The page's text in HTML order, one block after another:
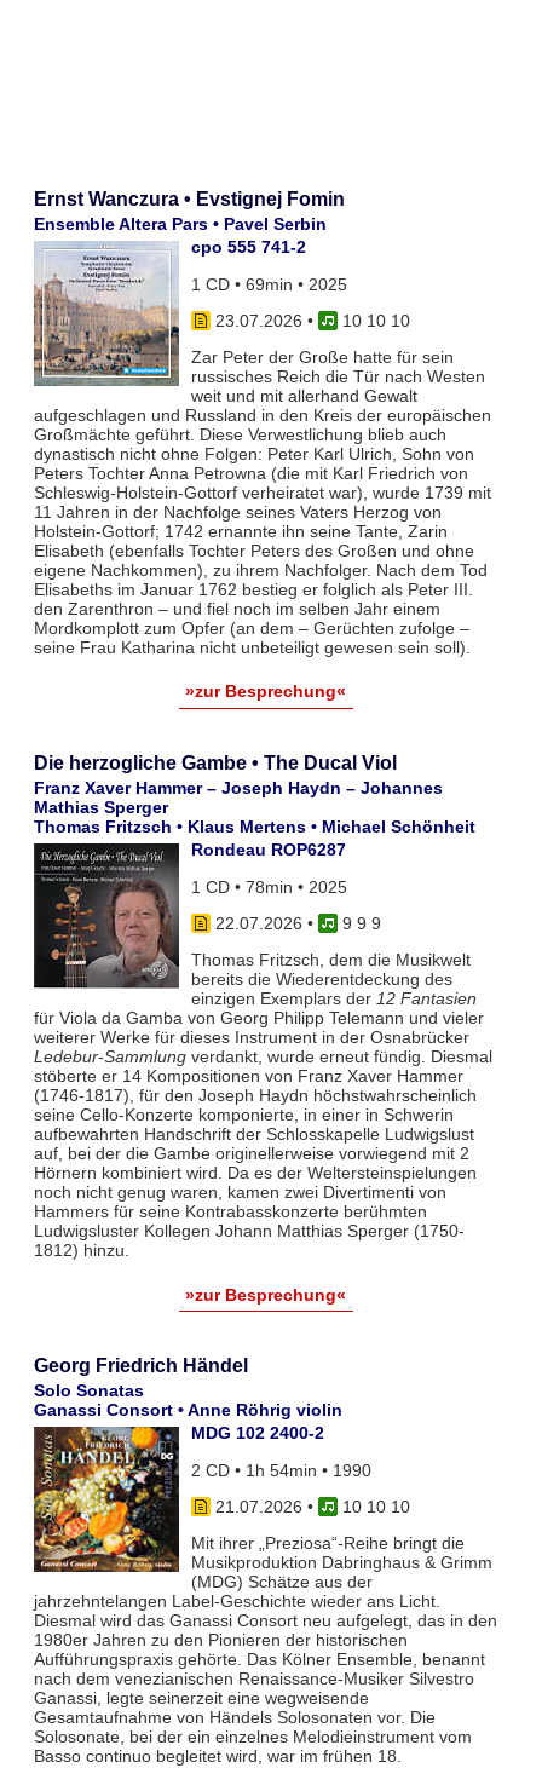
Ernst Wanczura • Evstignej Fomin
Ensemble Altera Pars • Pavel Serbin
cpo 555 741-2
1 CD • 69min • 2025
23.07.2026 •
10 10 10
Zar Peter der Große hatte für sein
russisches Reich die Tür nach Westen
weit und mit allerhand Gewalt
aufgeschlagen und Russland in den Kreis der europäischen
Großmächte geführt. Diese Verwestlichung blieb auch
dynastisch nicht ohne Folgen: Peter Karl Ulrich, Sohn von
Peters Tochter Anna Petrowna (die mit Karl Friedrich von
Schleswig-Holstein-Gottorf verheiratet war), wurde 1739 mit
11 Jahren in der Nachfolge seines Vaters Herzog von
Holstein-Gottorf; 1742 ernannte ihn seine Tante, Zarin
Elisabeth (ebenfalls Tochter Peters des Großen und ohne
eigene Nachkommen), zu ihrem Nachfolger. Nach dem Tod
Elisabeths im Januar 1762 bestieg er folglich als Peter III.
den Zarenthron – und fiel noch im selben Jahr einem
Mordkomplott zum Opfer (an dem – Gerüchten zufolge –
seine Frau Katharina nicht unbeteiligt gewesen sein soll).
»zur Besprechung«
Die herzogliche Gambe • The Ducal Viol
Franz Xaver Hammer – Joseph Haydn – Johannes
Mathias Sperger
Thomas Fritzsch • Klaus Mertens • Michael Schönheit
Rondeau ROP6287
1 CD • 78min • 2025
22.07.2026 •
9 9 9
Thomas Fritzsch, dem die Musikwelt
bereits die Wiederentdeckung des
einzigen Exemplars der 12 Fantasien
für Viola da Gamba von Georg Philipp Telemann und vieler
weiterer Werke für dieses Instrument in der Osnabrücker
Ledebur-Sammlungverdankt, wurde erneut fündig. Diesmal
stöberte er 14 Kompositionen von Franz Xaver Hammer
(1746-1817), für den Joseph Haydn höchstwahrscheinlich
seine Cello-Konzerte komponierte, in einer in Schwerin
aufbewahrten Handschrift der Schlosskapelle Ludwigslust
auf, bei der die Gambe originellerweise vorwiegend mit 2
Hörnern kombiniert wird. Da es der Weltersteinspielungen
noch nicht genug waren, kamen zwei Divertimenti von
Hammers für seine Kontrabasskonzerte berühmten
Ludwigsluster Kollegen Johann Matthias Sperger (1750-
1812) hinzu.
»zur Besprechung«
Georg Friedrich Händel
Solo Sonatas
Ganassi Consort • Anne Röhrig violin
MDG 102 2400-2
2 CD • 1h 54min • 1990
21.07.2026 •
10 10 10
Mit ihrer „Preziosa“-Reihe bringt die
Musikproduktion Dabringhaus & Grimm
(MDG) Schätze aus der
jahrzehntelangen Label-Geschichte wieder ans Licht.
Diesmal wird das Ganassi Consort neu aufgelegt, das in den
1980er Jahren zu den Pionieren der historischen
Aufführungspraxis gehörte. Das Kölner Ensemble, benannt
nach dem venezianischen Renaissance-Musiker Silvestro
Ganassi, legte seinerzeit eine wegweisende
Gesamtaufnahme von Händels Solosonaten vor. Die
Solosonate, bei der ein einzelnes Melodieinstrument vom
Basso continuo begleitet wird, war im frühen 18.